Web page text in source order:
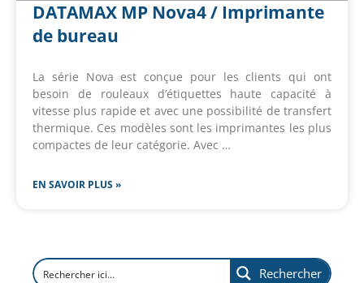
DATAMAX MP Nova4 / Imprimante
de bureau
La série Nova est conçue pour les clients qui ont
besoin de rouleaux d’étiquettes haute capacité à
vitesse plus rapide et avec une possibilité de transfert
thermique. Ces modèles sont les imprimantes les plus
compactes de leur catégorie. Avec …
EN SAVOIR PLUS »
Rechercher